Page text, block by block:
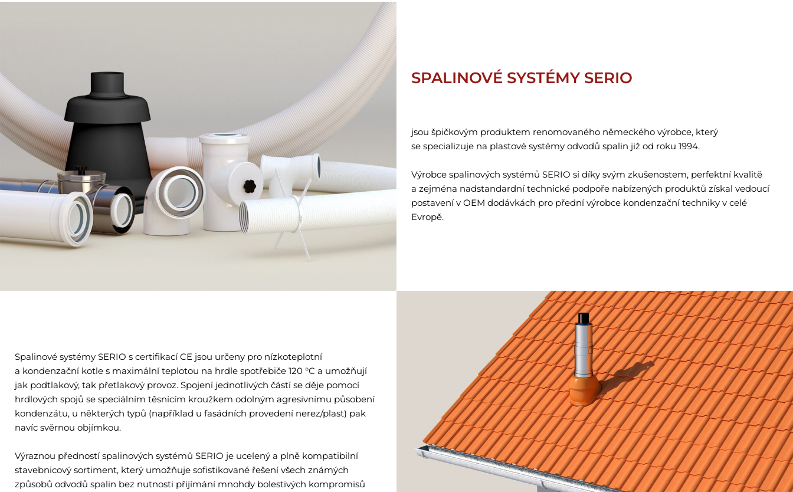
SPALINOVÉ SYSTÉMY SERIO
jsou špičkovým produktem renomovaného německého výrobce, který
se specializuje na plastové systémy odvodů spalin již od roku 1994.
Výrobce spalinových systémů SERIO si díky svým zkušenostem, perfektní kvalitě
a zejména nadstandardní technické podpoře nabízených produktů získal vedoucí
postavení v OEM dodávkách pro přední výrobce kondenzační techniky v celé
Evropě.
Spalinové systémy SERIO s certifikací CE jsou určeny pro nízkoteplotní
a kondenzační kotle s maximální teplotou na hrdle spotřebiče 120 °C a umožňují
jak podtlakový, tak přetlakový provoz. Spojení jednotlivých částí se děje pomocí
hrdlových spojů se speciálním těsnícím kroužkem odolným agresivnímu působení
kondenzátu, u některých typů (například u fasádních provedení nerez/plast) pak
navíc svěrnou objímkou.
Výraznou předností spalinových systémů SERIO je ucelený a plně kompatibilní
stavebnicový sortiment, který umožňuje sofistikované řešení všech známých
způsobů odvodů spalin bez nutnosti přijímání mnohdy bolestivých kompromisů